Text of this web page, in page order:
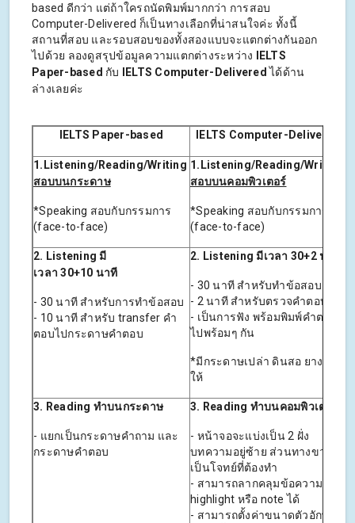
based ดีกว่า แต่ถ้าใครถนัดพิมพ์มากกว่า การสอบ
Computer-Delivered ก็เป็นทางเลือกที่น่าสนใจค่ะ ทั้งนี้
สถานที่สอบ และรอบสอบของทั้งสองแบบจะแตกต่างกันออก
ไปด้วย ลองดูสรุปข้อมูลความแตกต่างระหว่าง
IELTS
Paper-based กับ IELTS Computer-Deliveredได้ด้าน
ล่างเลยค่ะ
IELTS Paper-based IELTS Computer-Delivered
1.Listening/Reading/Writing
สอบบนกระดาษ
*Speaking สอบกับกรรมการ
(face-to-face)
1.Listening/Reading/Writing
สอบบนคอมพิวเตอร์
*Speaking สอบกับกรรมการ
(face-to-face)
2. Listening มี
เวลา30+10 นาที
- 30 นาที สำหรับการทำข้อสอบ
- 10 นาที สำหรับ transfer คำ
ตอบไปกระดาษคำตอบ
2. Listening มีเวลา 30+2นาที
- 30 นาที สำหรับทำข้อสอบ
- 2 นาที สำหรับตรวจคำตอบ
- เป็นการฟัง พร้อมพิมพ์คำตอบ
ไปพร้อมๆ กัน
*มีกระดาษเปล่า ดินสอ ยางลบ
ให้
3. Reading ทำบนกระดาษ
- แยกเป็นกระดาษคำถาม และ
กระดาษคำตอบ
3. Reading ทำบนคอมพิวเตอร์
- หน้าจอจะแบ่งเป็น 2 ฝั่ง
บทความอยู่ซ้าย ส่วนทางขวาจะ
เป็นโจทย์ที่ต้องทำ
- สามารถลากคลุมข้อความเพื่อ
highlight หรือ note ได้
- สามารถตั้งค่าขนาดตัวอักษร